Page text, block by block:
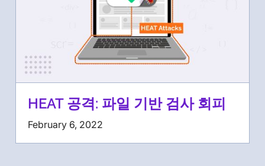
HEAT 공격: 파일 기반 검사 회피
February 6, 2022